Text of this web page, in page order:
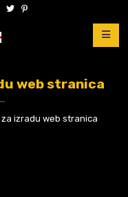
web stranica
izradu web stranica